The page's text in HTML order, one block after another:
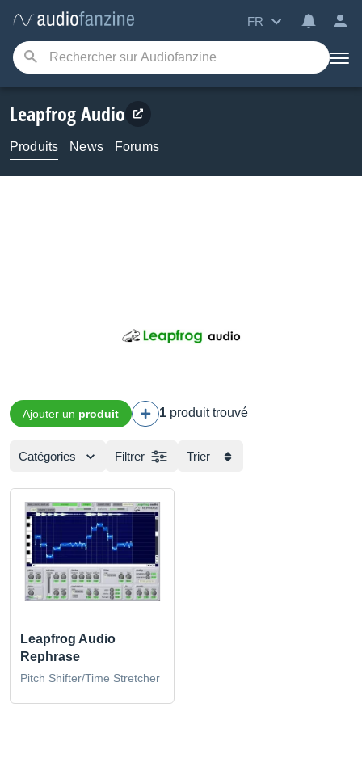
FR
Leapfrog Audio
Produits News Forums
Ajouter un produit 1 produit trouvé
Catégories Filtrer Trier
Leapfrog Audio
Rephrase
Pitch Shifter/Time Stretcher